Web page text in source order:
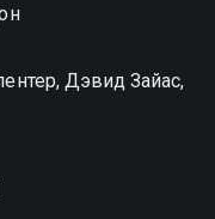
Дэвид Зайас,